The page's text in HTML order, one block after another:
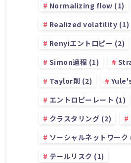
Normalizing flow (1)
Realized volatility (1)
Renyiエントロピー (2)
Simon過程 (1)
Taylor則 (2)
エントロピーレート (1)
クラスタリング (2)
ソーシャルネットワーク
テールリスク (1)